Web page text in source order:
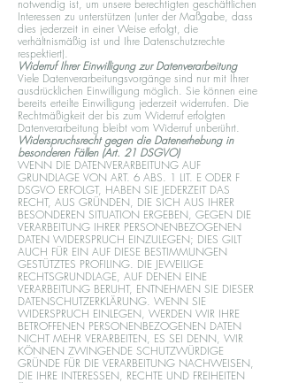
notwendig ist, um unsere berechtigten geschäftlichen
Interessen zu unterstützen (unter der Maßgabe, dass
dies jederzeit in einer Weise erfolgt, die
verhältnismäßig ist und Ihre Datenschutzrechte
respektiert).
Widerruf Ihrer Einwilligung zur Datenverarbeitung
Viele Datenverarbeitungsvorgänge sind nur mit Ihrer
ausdrücklichen Einwilligung möglich. Sie können eine
bereits erteilte Einwilligung jederzeit widerrufen. Die
Rechtmäßigkeit der bis zum Widerruf erfolgten
Datenverarbeitung bleibt vom Widerruf unberührt.
Widerspruchsrecht gegen die Datenerhebung in
besonderen Fällen (Art. 21 DSGVO)
WENN DIE DATENVERARBEITUNG AUF
GRUNDLAGE VON ART. 6 ABS. 1 LIT. E ODER F
DSGVO ERFOLGT, HABEN SIE JEDERZEIT DAS
RECHT, AUS GRÜNDEN, DIE SICH AUS IHRER
BESONDEREN SITUATION ERGEBEN, GEGEN DIE
VERARBEITUNG IHRER PERSONENBEZOGENEN
DATEN WIDERSPRUCH EINZULEGEN; DIES GILT
AUCH FÜR EIN AUF DIESE BESTIMMUNGEN
GESTÜTZTES PROFILING. DIE JEWEILIGE
RECHTSGRUNDLAGE, AUF DENEN EINE
VERARBEITUNG BERUHT, ENTNEHMEN SIE DIESER
DATENSCHUTZERKLÄRUNG. WENN SIE
WIDERSPRUCH EINLEGEN, WERDEN WIR IHRE
BETROFFENEN PERSONENBEZOGENEN DATEN
NICHT MEHR VERARBEITEN, ES SEI DENN, WIR
KÖNNEN ZWINGENDE SCHUTZWÜRDIGE
GRÜNDE FÜR DIE VERARBEITUNG NACHWEISEN,
DIE IHRE INTERESSEN, RECHTE UND FREIHEITEN